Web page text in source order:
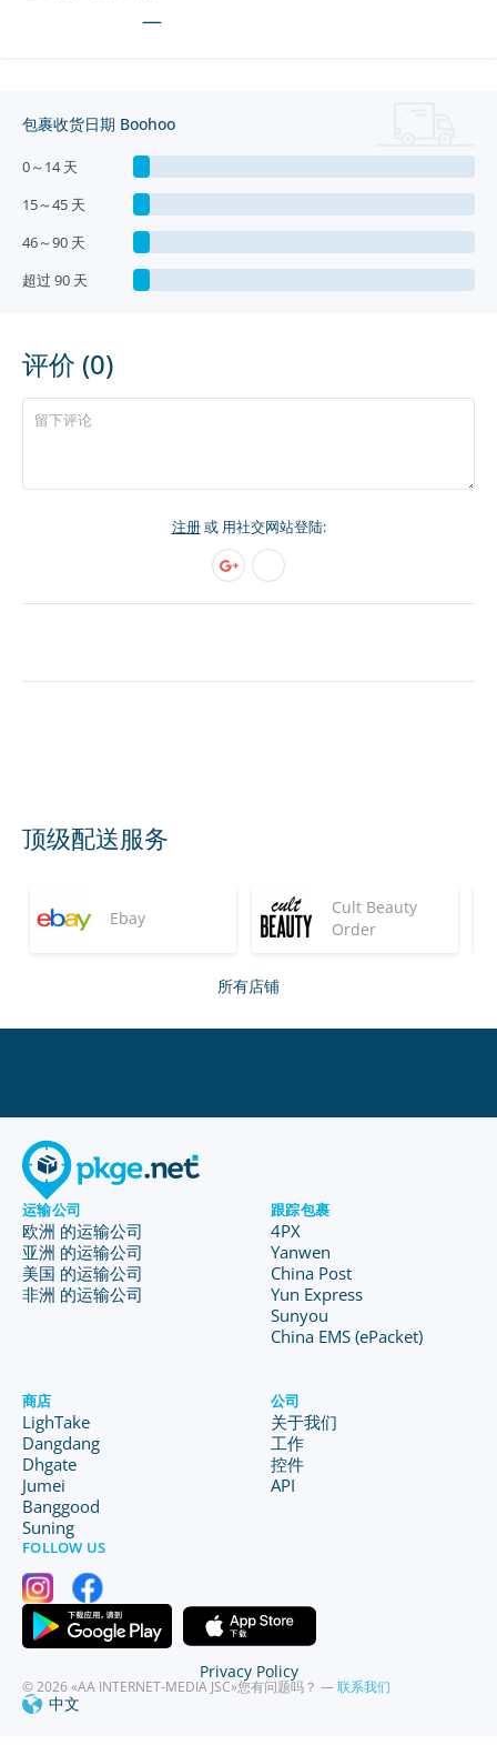
—
包裹收货日期 Boohoo
0～14 天
15～45 天
46～90 天
超过 90 天
评价 (0)
注册或 用社交网站登陆:
顶级配送服务
Ebay
Cult Beauty
Order
所有店铺
运输公司
欧洲 的运输公司
亚洲 的运输公司
美国 的运输公司
非洲 的运输公司
跟踪包裹
4PX
Yanwen
China Post
Yun Express
Sunyou
China EMS (ePacket)
商店
LighTake
Dangdang
Dhgate
Jumei
Banggood
Suning
公司
关于我们
工作
控件
API
FOLLOW US
© 2026 «AA INTERNET-MEDIA JSC»您有问题吗？ —联系我们
中文
Privacy Policy